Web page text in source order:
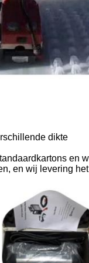
dikte
en
en wij levering